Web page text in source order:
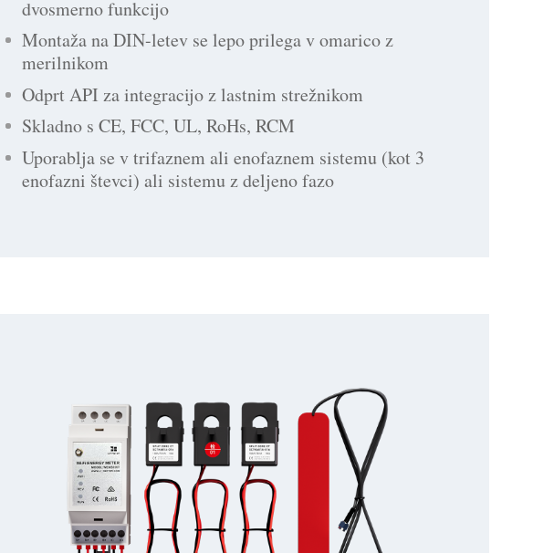
dvosmerno funkcijo
Montaža na DIN-letev se lepo prilega v omarico z
merilnikom
Odprt API za integracijo z lastnim strežnikom
Skladno s CE, FCC, UL, RoHs, RCM
Uporablja se v trifaznem ali enofaznem sistemu (kot 3
enofazni števci) ali sistemu z deljeno fazo